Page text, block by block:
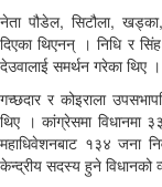
नेता पौडेल, सिटौला, खड्का,
दिएका थिएनन् । निधि र
देउवालाई समर्थन गरेका थिए ।
गच्छदार र कोइराला
थिए । कांग्रेसमा विधानमा
महाधिवेशनबाट १३४ जना
केन्द्रीय सदस्य हुने विधानको